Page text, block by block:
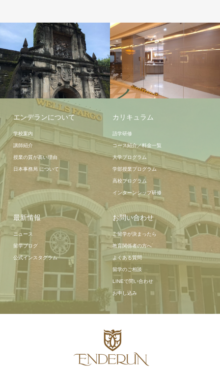
学校施設
エンデランについて
学校案内
講師紹介
授業の質が高い理由
日本事務局 について
カリキュラム
語学研修
コース紹介／料金一覧
大学プログラム
学部授業プログラム
高校プログラム
インターンシップ研修
最新情報
ニュース
留学ブログ
公式インスタグラム
お問い合わせ
ご留学が決まったら
教育関係者の方へ
よくある質問
留学のご相談
LINEで問い合わせ
お申し込み